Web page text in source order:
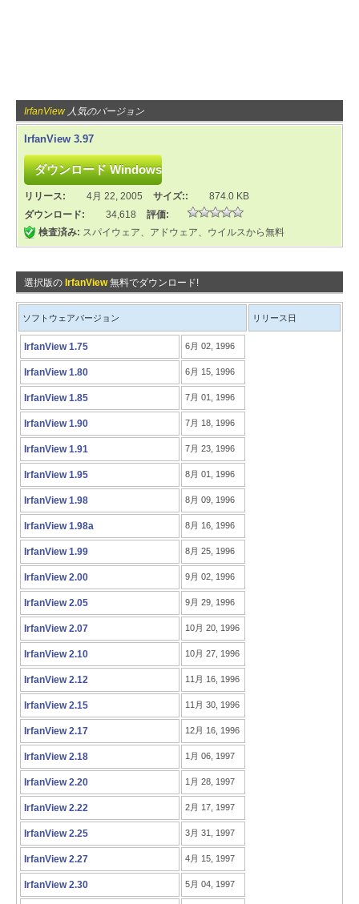
IrfanView 人気のバージョン
IrfanView 3.97
リリース: 4月 22, 2005 サイズ::
874.0 KB
ダウンロード:
34,618
評価:
検査済み: スパイウェア、アドウェア、ウイルスから無料
選択版の IrfanView無料でダウンロード!
ソフトウェアバージョン リリース日
IrfanView 1.75 6月 02, 1996
IrfanView 1.80 6月 15, 1996
IrfanView 1.85 7月 01, 1996
IrfanView 1.90 7月 18, 1996
IrfanView 1.91 7月 23, 1996
IrfanView 1.95 8月 01, 1996
IrfanView 1.98 8月 09, 1996
IrfanView 1.98a 8月 16, 1996
IrfanView 1.99 8月 25, 1996
IrfanView 2.00 9月 02, 1996
IrfanView 2.05 9月 29, 1996
IrfanView 2.07 10月 20, 1996
IrfanView 2.10 10月 27, 1996
IrfanView 2.12 11月 16, 1996
IrfanView 2.15 11月 30, 1996
IrfanView 2.17 12月 16, 1996
IrfanView 2.18 1月 06, 1997
IrfanView 2.20 1月 28, 1997
IrfanView 2.22 2月 17, 1997
IrfanView 2.25 3月 31, 1997
IrfanView 2.27 4月 15, 1997
IrfanView 2.30 5月 04, 1997